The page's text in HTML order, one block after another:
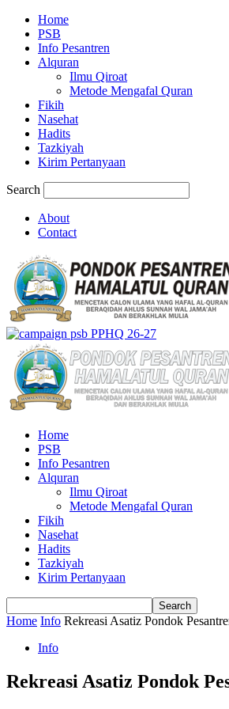
Home
PSB
Info Pesantren
Alquran
Ilmu Qiroat
Metode Mengafal Quran
Fikih
Nasehat
Hadits
Tazkiyah
Kirim Pertanyaan
Search
About
Contact
Home
PSB
Info Pesantren
Alquran
Ilmu Qiroat
Metode Mengafal Quran
Fikih
Nasehat
Hadits
Tazkiyah
Kirim Pertanyaan
Home Info Rekreasi Asatiz Pondok
Info
Rekreasi Asatiz Pondok